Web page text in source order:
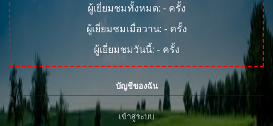
ผู้เยี่ยมชมทั้งหมด: - ครั้ง
ผู้เยี่ยมชมเมื่อวาน: - ครั้ง
ผู้เยี่ยมชมวันนี้: - ครั้ง
บัญชีของฉัน
เข้าสู่ระบบ